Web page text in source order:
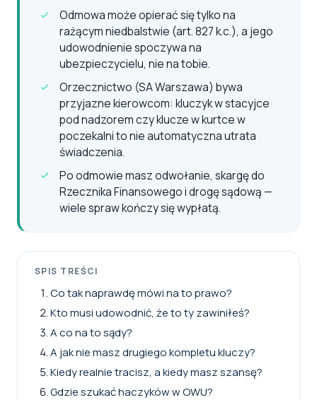
Odmowa może opierać się tylko na
rażącym niedbalstwie (art. 827 k.c.), a jego
udowodnienie spoczywa na
ubezpieczycielu, nie na tobie.
Orzecznictwo (SA Warszawa) bywa
przyjazne kierowcom: kluczyk w stacyjce
pod nadzorem czy klucze w kurtce w
poczekalni to nie automatyczna utrata
świadczenia.
Po odmowie masz odwołanie, skargę do
Rzecznika Finansowego i drogę sądową —
wiele spraw kończy się wypłatą.
SPIS TREŚCI
Co tak naprawdę mówi na to prawo?
Kto musi udowodnić, że to ty zawiniłeś?
A co na to sądy?
A jak nie masz drugiego kompletu kluczy?
Kiedy realnie tracisz, a kiedy masz szansę?
Gdzie szukać haczyków w OWU?